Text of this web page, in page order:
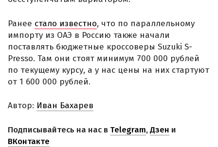
Ранее стало известно, что по параллельному
импорту из ОАЭ в Россию также начали
поставлять бюджетные кроссоверы Suzuki S-
Presso. Там они стоят минимум 700 000 рублей
по текущему курсу, а у нас цены на них стартуют
от 1 600 000 рублей.
Автор: Иван Бахарев
Подписывайтесь на нас в Telegram,Дзен и
ВКонтакте